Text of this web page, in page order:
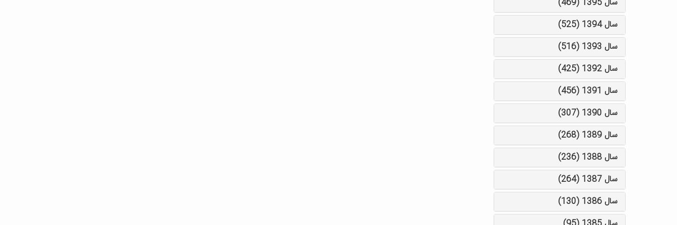
سال 1395 (469)
سال 1394 (525)
سال 1393 (516)
سال 1392 (425)
سال 1391 (456)
سال 1390 (307)
سال 1389 (268)
سال 1388 (236)
سال 1387 (264)
سال 1386 (130)